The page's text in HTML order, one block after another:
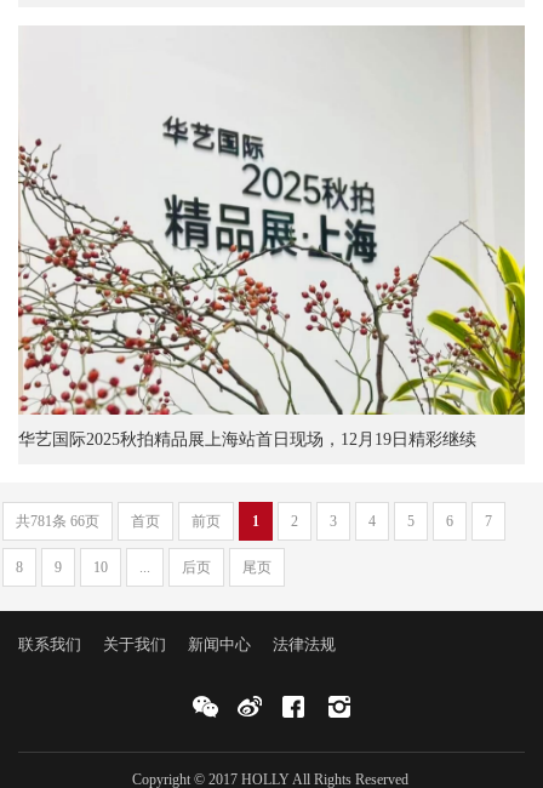
华艺国际2025秋拍精品展上海站首日现场，12月19日精彩继续
共781条 66页 首页 前页 1 2 3 4 5 6 7
8 9 10 后页 尾页
联系我们 关于我们 新闻中心 法律法规
Copyright © 2017 HOLLY All Rights Reserved